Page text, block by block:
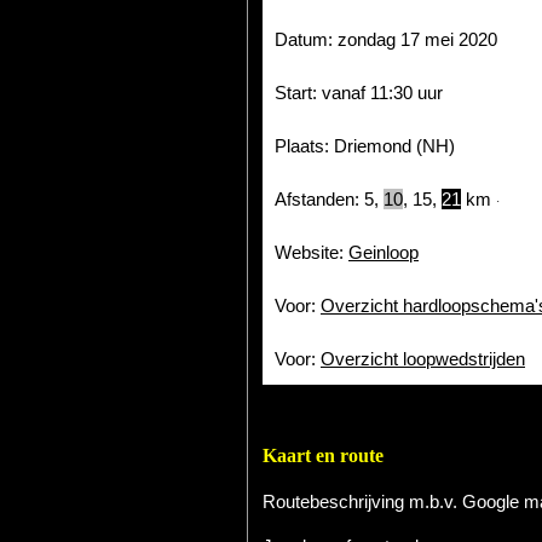
Datum: zondag 17 mei 2020
Start: vanaf 11:30 uur
Plaats: Driemond (NH)
Afstanden: 5, 10, 15, 21 km ·
Website: Geinloop
Voor: Overzicht
Voor: Overzicht loopwedstrijden
Kaart en route
Routebeschrijving m.b.v. Google